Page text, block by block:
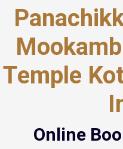
Temple
Online